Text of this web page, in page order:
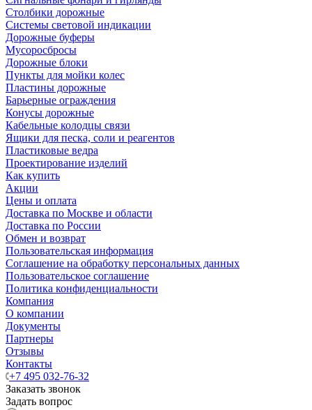
Столбики дорожные
Системы световой индикации
Дорожные буферы
Мусоросбросы
Дорожные блоки
Пункты для мойки колес
Пластины дорожные
Барьерные ограждения
Конусы дорожные
Кабельные колодцы связи
Ящики для песка, соли и реагентов
Пластиковые ведра
Проектирование изделий
Как купить
Акции
Цены и оплата
Доставка по Москве и области
Доставка по России
Обмен и возврат
Пользовательская информация
Соглашение на обработку персональных данных
Пользовательское соглашение
Политика конфиденциальности
Компания
О компании
Документы
Партнеры
Отзывы
Контакты
+7 495 032-76-32
Заказать звонок
Задать вопрос